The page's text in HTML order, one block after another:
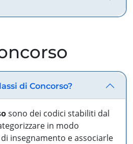
di Concorso?
sono dei codici stabiliti dal
in modo
insegnamento e associarle